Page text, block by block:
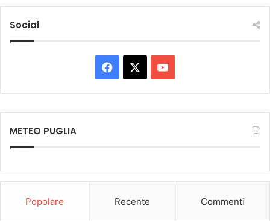
e
r
o
S
z
Social
a
c
o
u
METEO PUGLIA
Popolare Recente Commenti